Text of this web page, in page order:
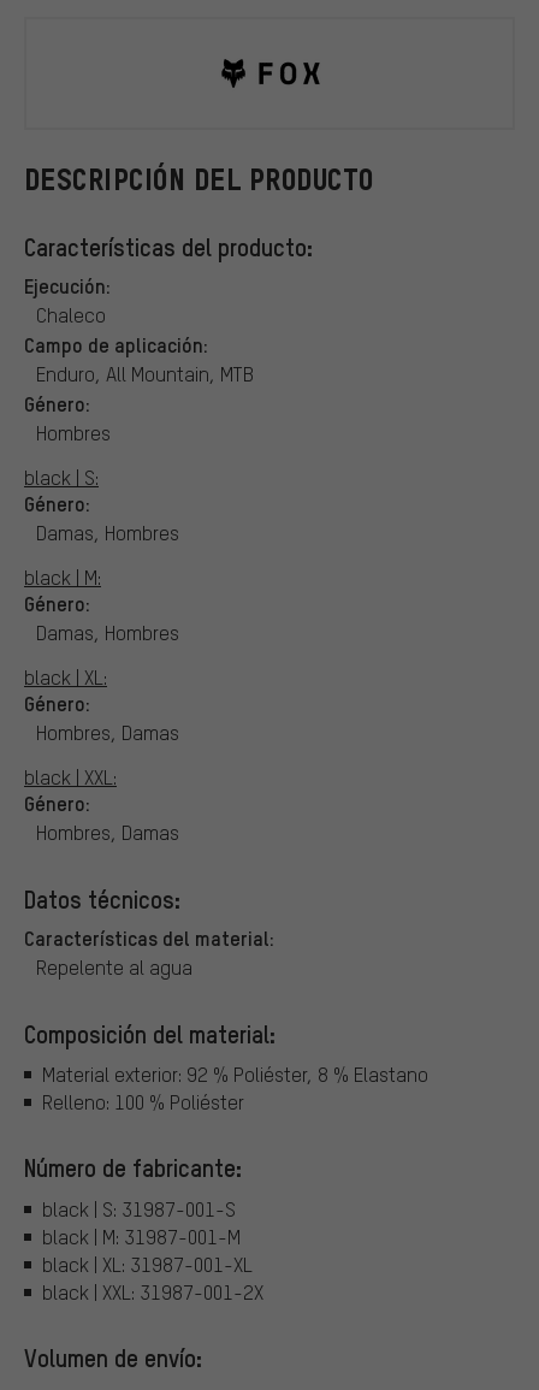
DESCRIPCIÓN DEL PRODUCTO
Características del producto:
Ejecución:
Chaleco
Campo de aplicación:
Enduro, All Mountain, MTB
Género:
Hombres
black | S:
Género:
Damas, Hombres
black | M:
Género:
Damas, Hombres
black | XL:
Género:
Hombres, Damas
black | XXL:
Género:
Hombres, Damas
Datos técnicos:
Características del material:
Repelente al agua
Composición del material:
Material exterior: 92 % Poliéster, 8 % Elastano
Relleno: 100 % Poliéster
Número de fabricante:
black | S: 31987-001-S
black | M: 31987-001-M
black | XL: 31987-001-XL
black | XXL: 31987-001-2X
Volumen de envío: